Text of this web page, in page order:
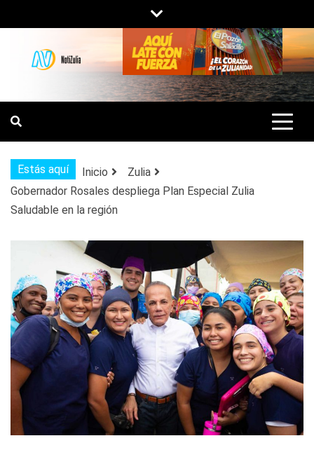
al
contenido
NOTIZULIA
NOTICIAS DEL ZULIA, VENEZUELA Y
DE INTERÉS GENERAL.
Estás aquí Inicio
Zulia
Gobernador Rosales despliega Plan Especial Zulia
Saludable en la región